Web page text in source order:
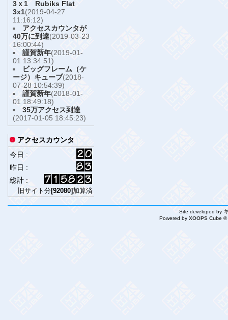
3ｘ1 Rubiks Flat
3x1(2019-04-27
11:16:12)
アクセスカウンタが
40万に到達(2019-03-23
16:00:44)
謹賀新年(2019-01-
01 13:34:51)
ビッグフレーム（ケ
ージ）キューブ(2018-
07-28 10:54:39)
謹賀新年(2018-01-
01 18:49:18)
35万アクセス到達
(2017-01-05 18:45:23)
アクセスカウンタ
今日 :
昨日 :
総計 :
旧サイト分[92080]加算済
Site developed by
Powered by XOOPS Cube ©